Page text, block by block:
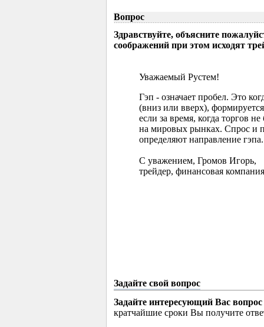
Вопрос
Здравствуйте, объясните
соображений при этом исходят
Уважаемый Рустем!
Гэп - означает пробел. Это
(вниз или вверх),
если за время, когда торгов
на мировых рынках. Спрос и
определяют направление гэпа.
С уважением, Громов Игорь,
трейдер, финансовая
Задайте свой вопрос
Задайте интересующий Вас вопрос
кратчайшие сроки Вы получите